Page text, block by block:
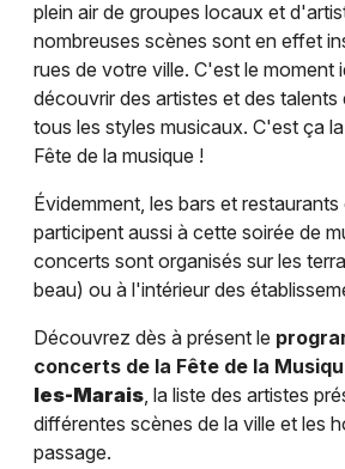
plein air de groupes locaux et
nombreuses scènes sont en effet
rues de votre ville. C'est le moment
découvrir des artistes et des talents
tous les styles musicaux. C'est ça
Fête de la musique !
Évidemment, les bars et restaurants
participent aussi à cette soirée de
concerts sont organisés sur les
beau) ou à l'intérieur des
Découvrez dès à présent le
concerts de la Fête de la
les-Marais, la liste des artistes
différentes scènes de la ville et les
passage.